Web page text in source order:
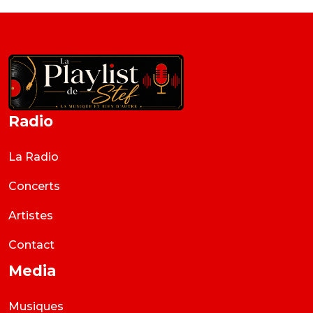
Radio
La Radio
Concerts
Artistes
Contact
Media
Musiques